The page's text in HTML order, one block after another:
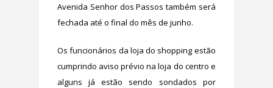
Avenida Senhor dos Passos também será
fechada até o final do mês de junho.
Os funcionários da loja do shopping estão
cumprindo aviso prévio na loja do centro e
alguns já estão sendo sondados por